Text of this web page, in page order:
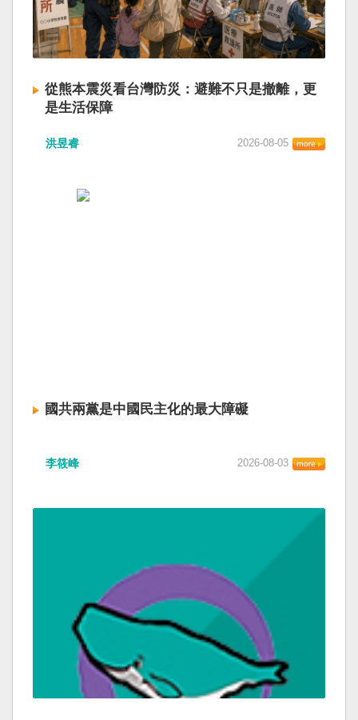
從熊本震災看台灣防災：避難不只是撤離，更
是生活保障
洪昱睿 2026-08-05
國共兩黨是中國民主化的最大障礙
李筱峰 2026-08-03